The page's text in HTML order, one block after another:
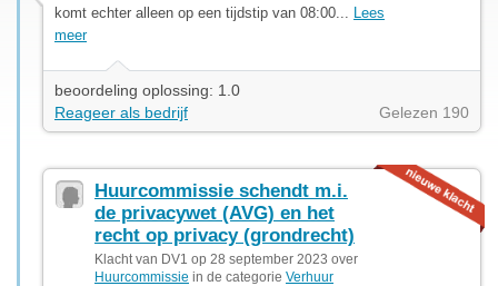
komt echter alleen op een tijdstip van 08:00... Lees
meer
beoordeling oplossing: 1.0
Reageer als bedrijf
Gelezen 190
Huurcommissie schendt m.i.
de privacywet (AVG) en het
recht op privacy (grondrecht)
Klacht van DV1 op 28 september 2023 over
Huurcommissie in de categorie Verhuur